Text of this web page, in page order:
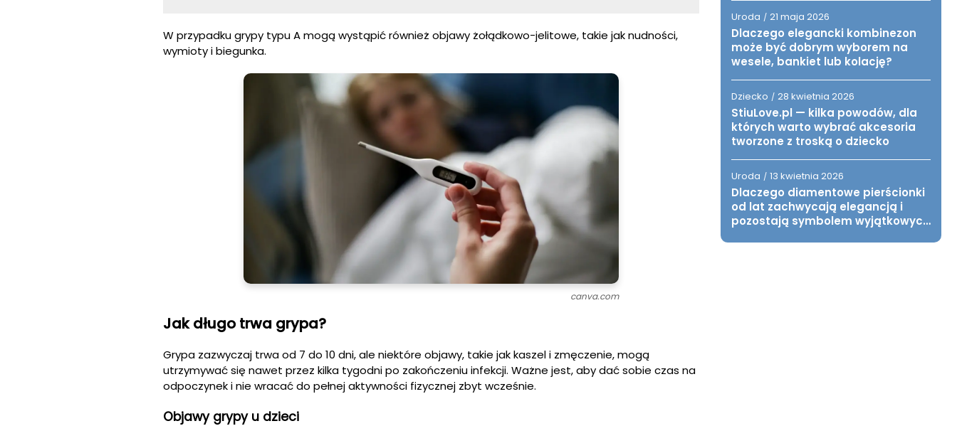
W przypadku grypy typu A mogą wystąpić również objawy żołądkowo-jelitowe, takie jak nudności,
wymioty i biegunka.
canva.com
Jak długo trwa grypa?
Grypa zazwyczaj trwa od 7 do 10 dni, ale niektóre objawy, takie jak kaszel i zmęczenie, mogą
utrzymywać się nawet przez kilka tygodni po zakończeniu infekcji. Ważne jest, aby dać sobie czas na
odpoczynek i nie wracać do pełnej aktywności fizycznej zbyt wcześnie.
Objawy grypy u dzieci
Uroda / 21 maja 2026
Dlaczego elegancki kombinezon
może być dobrym wyborem na
wesele, bankiet lub kolację?
Dziecko / 28 kwietnia 2026
StiuLove.pl — kilka powodów, dla
których warto wybrać akcesoria
tworzone z troską o dziecko
Uroda / 13 kwietnia 2026
Dlaczego diamentowe pierścionki
od lat zachwycają elegancją i
pozostają symbolem wyjątkowych